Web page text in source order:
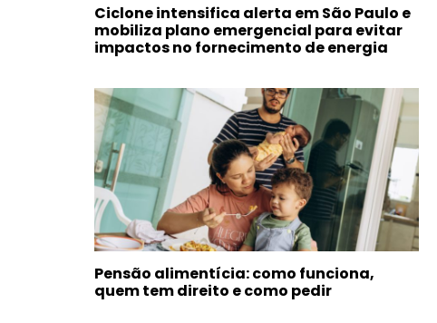
Ciclone intensifica alerta em São Paulo e
mobiliza plano emergencial para evitar
impactos no fornecimento de energia
Pensão alimentícia: como funciona,
quem tem direito e como pedir